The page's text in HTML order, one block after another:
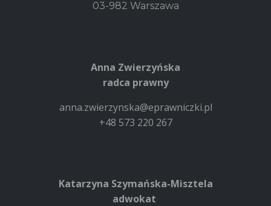
03-982 Warszawa
Anna Zwierzyńska
radca prawny
anna.zwierzynska@eprawniczki.pl
+48 573 220 267
Katarzyna Szymańska-Misztela
adwokat